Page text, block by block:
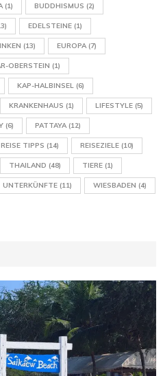
(1) BUDDHISMUS (2)
EDELSTEINE (1)
(13) EUROPA(7)
OBERSTEIN (1)
KAP-HALBINSEL (6)
KRANKENHAUS (1) LIFESTYLE (5)
(6) PATTAYA(12)
REISE TIPPS (14) REISEZIELE (10)
THAILAND (48) TIERE (1)
UNTERKÜNFTE (11) WIESBADEN (4)